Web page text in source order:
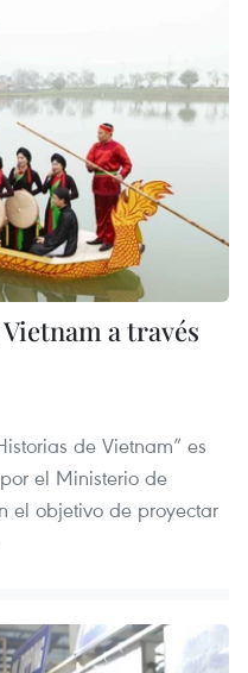
a través
de Vietnam” es
el Ministerio de
el objetivo de proyectar